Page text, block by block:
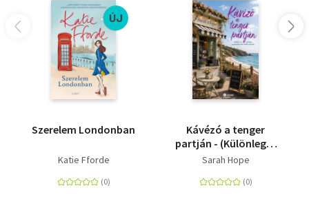
ÚJ
Szerelem Londonban
Katie Fforde
Kávézó a tenger
partján - (Különleges
kiadás)
Sarah Hope